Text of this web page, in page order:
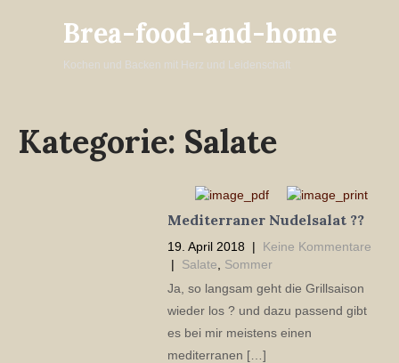
Brea-food-and-home
Kochen und Backen mit Herz und Leidenschaft
Kategorie: Salate
Mediterraner Nudelsalat ??
19. April 2018 | Keine Kommentare
| Salate
Sommer
Ja, so langsam geht die Grillsaison
wieder los ? und dazu passend gibt
es bei mir meistens einen
mediterranen […]